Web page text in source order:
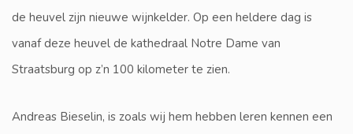
de heuvel zijn nieuwe wijnkelder. Op een heldere dag is
vanaf deze heuvel de kathedraal Notre Dame van
Straatsburg op z’n 100 kilometer te zien.
Andreas Bieselin, is zoals wij hem hebben leren kennen een